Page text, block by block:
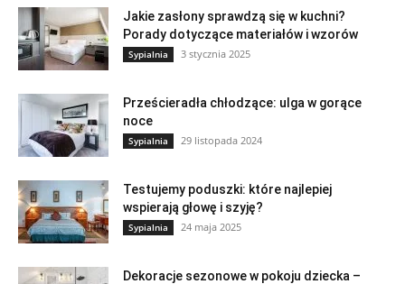
Jakie zasłony sprawdzą się w kuchni?
Porady dotyczące materiałów i wzorów
Sypialnia 3 stycznia 2025
Prześcieradła chłodzące: ulga w gorące
noce
Sypialnia 29 listopada 2024
Testujemy poduszki: które najlepiej
wspierają głowę i szyję?
Sypialnia 24 maja 2025
Dekoracje sezonowe w pokoju dziecka –